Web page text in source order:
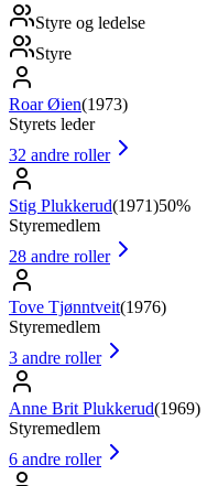
Styre og ledelse
Styre
Roar Øien(1973)
Styrets leder
32 andre roller
Stig Plukkerud(1971)50%
Styremedlem
28 andre roller
Tove Tjønntveit(1976)
Styremedlem
3 andre roller
Anne Brit Plukkerud(1969)
Styremedlem
6 andre roller